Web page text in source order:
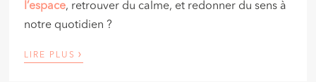
l’espace, retrouver du calme, et redonner du sens à
notre quotidien ?
LIRE PLUS ›